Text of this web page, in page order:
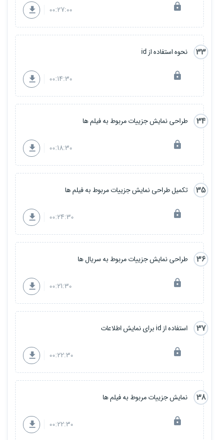
00:27:00
33 نحوه استفاده از id
00:14:30
34 طراحی نمایش جزییات مربوط به فیلم ها
00:18:30
35 تکمیل طراحی نمایش جزییات مربوط به فیلم ها
00:24:30
36 طراحی نمایش جزییات مربوط به سریال ها
00:21:30
37 استفاده از id برای نمایش اطلاعات
00:22:30
38 نمایش جزییات مربوط به فیلم ها
00:22:30